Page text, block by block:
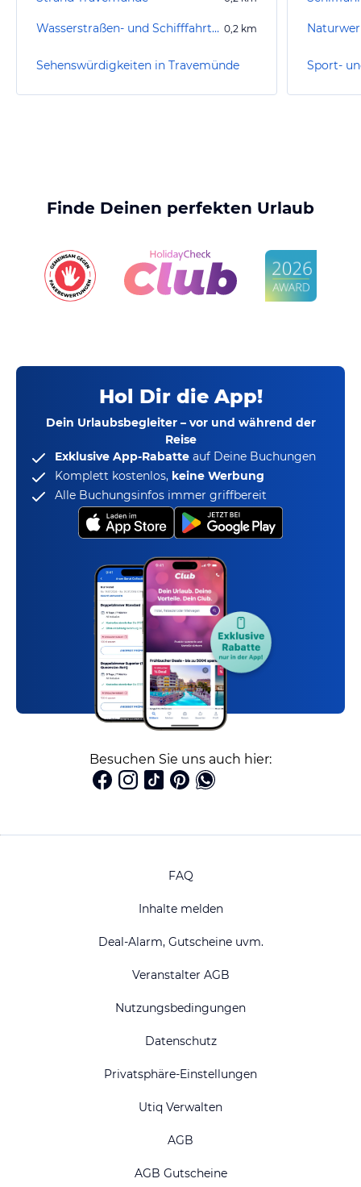
Wasserstraßen- und Schifffahrtsamt Ostsee Verkehrszentrale Travemünde 0,2 km
Sehenswürdigkeiten in Travemünde
Finde Deinen perfekten Urlaub
Hol Dir die App!
Dein Urlaubsbegleiter – vor und während der
Reise
Exklusive App-Rabatte auf Deine Buchungen
Komplett kostenlos, keine Werbung
Alle Buchungsinfos immer griffbereit
Besuchen Sie uns auch hier:
FAQ
Inhalte melden
Deal-Alarm, Gutscheine uvm.
Veranstalter AGB
Nutzungsbedingungen
Datenschutz
Privatsphäre-Einstellungen
Utiq Verwalten
AGB
AGB Gutscheine